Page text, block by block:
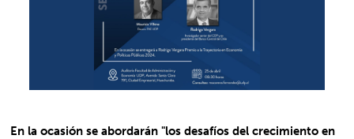
En la ocasión se abordarán "los desafíos del crecimiento en